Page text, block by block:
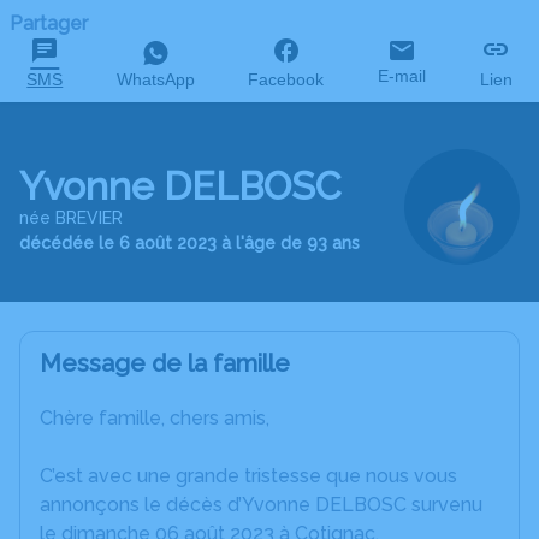
Partager
SMS WhatsApp Facebook E-mail Lien
Yvonne DELBOSC
née BREVIER
décédée le 6 août 2023 à l'âge de 93 ans
Message de la famille
Chère famille, chers amis,
C’est avec une grande tristesse que nous vous
annonçons le décès d’Yvonne DELBOSC survenu
le dimanche 06 août 2023 à Cotignac.